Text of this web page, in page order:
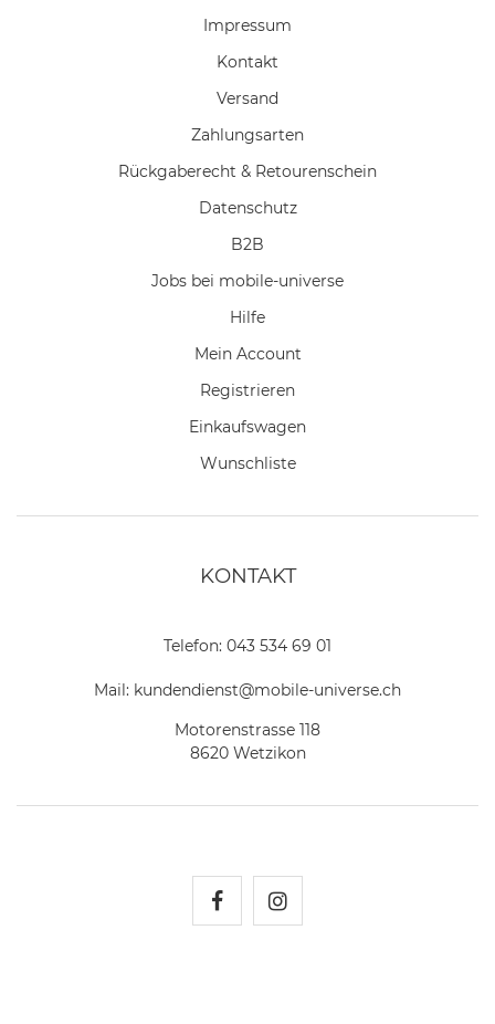
Impressum
Kontakt
Versand
Zahlungsarten
Rückgaberecht & Retourenschein
Datenschutz
B2B
Jobs bei mobile-universe
Hilfe
Mein Account
Registrieren
Einkaufswagen
Wunschliste
KONTAKT
Telefon: 043 534 69 01
Mail: kundendienst@mobile-universe.ch
Motorenstrasse 118
8620 Wetzikon